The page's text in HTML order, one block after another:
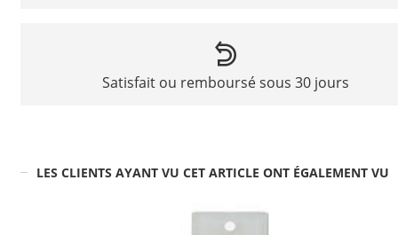
Satisfait ou remboursé sous 30 jours
LES CLIENTS AYANT VU CET ARTICLE ONT ÉGALEMENT VU